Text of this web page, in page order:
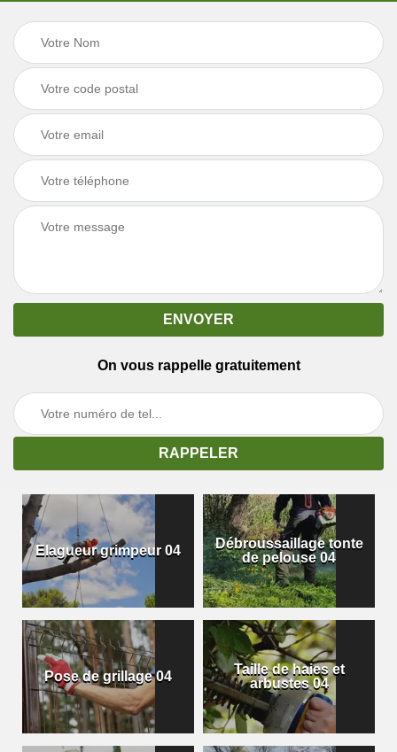
On vous rappelle gratuitement
Elagueur grimpeur 04
Débroussaillage tonte
de pelouse 04
Pose de grillage 04
Taille de haies et
arbustes 04